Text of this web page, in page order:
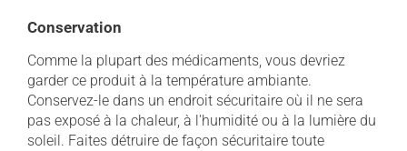
Conservation
Comme la plupart des médicaments, vous devriez
garder ce produit à la température ambiante.
Conservez-le dans un endroit sécuritaire où il ne sera
pas exposé à la chaleur, à l'humidité ou à la lumière du
soleil. Faites détruire de façon sécuritaire toute